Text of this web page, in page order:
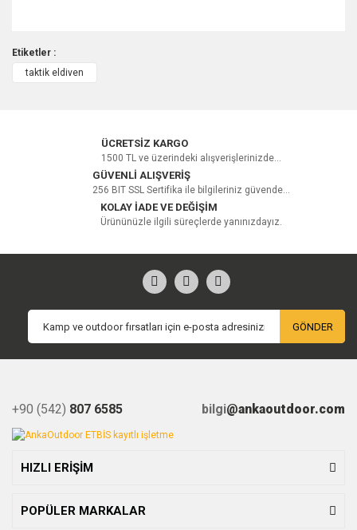
Etiketler :
taktik eldiven
ÜCRETSİZ KARGO
1500 TL ve üzerindeki alışverişlerinizde...
GÜVENLİ ALIŞVERİŞ
256 BIT SSL Sertifika ile bilgileriniz güvende...
KOLAY İADE VE DEĞİŞİM
Ürününüzle ilgili süreçlerde yanınızdayız.
GÖNDER
+90 (542) 807 6585 bilgi@ankaoutdoor.com
HIZLI ERİŞİM
POPÜLER MARKALAR